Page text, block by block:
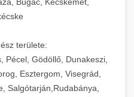
területe:
Pécel, Gödöllő, Dunakeszi,
Esztergom, Visegrád,
Salgótarján,Rudabánya,